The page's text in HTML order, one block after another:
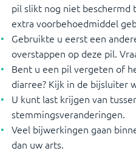
pil slikt nog niet beschermd
extra voorbehoedmiddel
Gebruikte u eerst een
overstappen op deze pil.
Bent u een pil vergeten of
diarree? Kijk in de bijsluiter
U kunt last krijgen van
stemmingsveranderingen.
Veel bijwerkingen gaan
dan uw arts.